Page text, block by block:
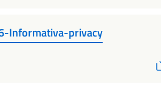
Informativa-privacy